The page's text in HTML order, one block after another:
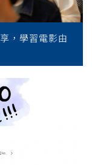
，學習電影由